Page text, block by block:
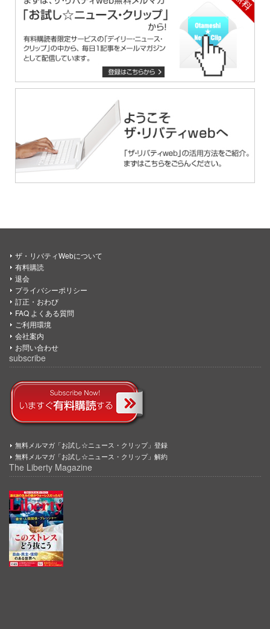
ザ・リバティWebについて
有料購読
退会
プライバシーポリシー
訂正・おわび
FAQ よくある質問
ご利用環境
会社案内
お問い合わせ
subscribe
無料メルマガ「お試し☆ニュース・クリップ」登録
無料メルマガ「お試し☆ニュース・クリップ」解約
The Liberty Magazine